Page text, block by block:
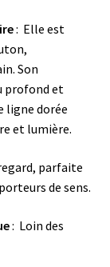
: Elle est
Son
profond et
ligne dorée
et lumière.
parfaite
de sens.
: Loin des